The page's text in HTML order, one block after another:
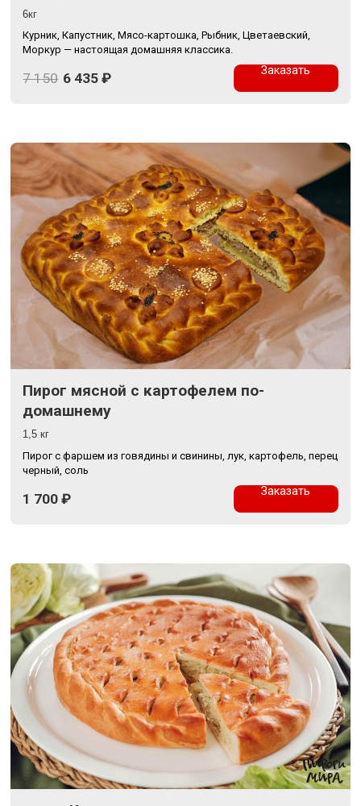
6кг
Курник, Капустник, Мясо-картошка, Рыбник, Цветаевский,
Моркур — настоящая домашняя классика.
7 150 6 435₽ Заказать
Пирог мясной с картофелем по-
домашнему
1,5 кг
Пирог с фаршем из говядины и свинины, лук, картофель, перец
черный, соль
1 700 ₽ Заказать